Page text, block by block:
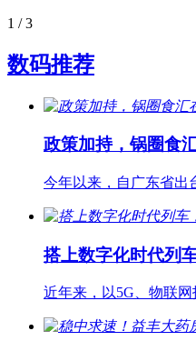
1 / 3
数码推荐
政策加持，锅圈食
今年以来，自广东省出
搭上数字化时代列
近年来，以5G、物联